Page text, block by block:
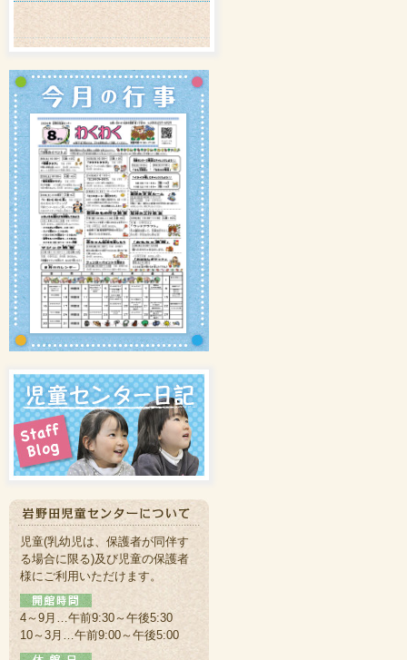
児童(乳幼児は、保護者が同伴す
る場合に限る)及び児童の保護者
様にご利用いただけます。
4～9月…午前9:30～午後5:30
10～3月…午前9:00～午後5:00